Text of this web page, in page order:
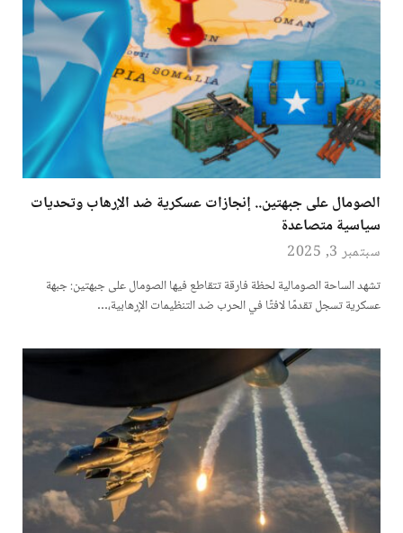
الصومال على جبهتين.. إنجازات عسكرية ضد الإرهاب وتحديات
سياسية متصاعدة
سبتمبر 3, 2025
تشهد الساحة الصومالية لحظة فارقة تتقاطع فيها الصومال على جبهتين: جبهة
عسكرية تسجل تقدمًا لافتًا في الحرب ضد التنظيمات الإرهابية،…